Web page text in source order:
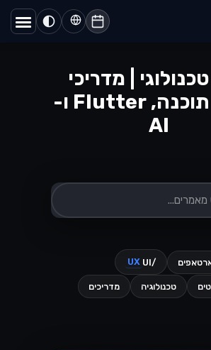
| מדריכי
פיתוח תוכנה, Flutter ו-
AI
UX /UI
טכנולוגיה מדריכים